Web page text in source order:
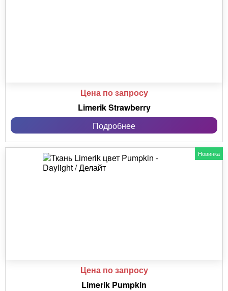
Цена по запросу
Limerik Strawberry
Подробнее
Новинка
Цена по запросу
Limerik Pumpkin